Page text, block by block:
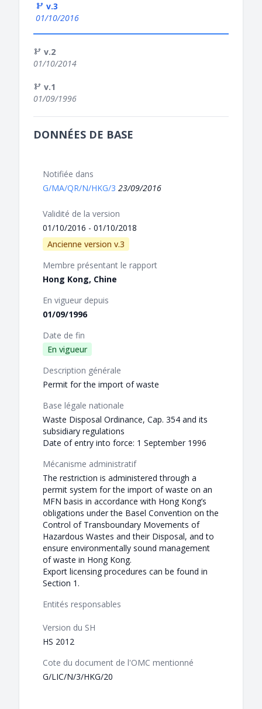
v.3
01/10/2016
v.2
01/10/2014
v.1
01/09/1996
DONNÉES DE BASE
Notifiée dans
G/MA/QR/N/HKG/3 23/09/2016
Validité de la version
01/10/2016 - 01/10/2018
Ancienne version v.3
Membre présentant le rapport
Hong Kong, Chine
En vigueur depuis
01/09/1996
Date de fin
En vigueur
Description générale
Permit for the import of waste
Base légale nationale
Waste Disposal Ordinance, Cap. 354 and its
subsidiary regulations
Date of entry into force: 1 September 1996
Mécanisme administratif
The restriction is administered through a
permit system for the import of waste on an
MFN basis in accordance with Hong Kong’s
obligations under the Basel Convention on the
Control of Transboundary Movements of
Hazardous Wastes and their Disposal, and to
ensure environmentally sound management
of waste in Hong Kong.
Export licensing procedures can be found in
Section 1.
Entités responsables
Version du SH
HS 2012
Cote du document de l'OMC mentionné
G/LIC/N/3/HKG/20